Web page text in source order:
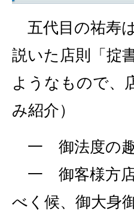
五代目の祐寿
説いた店則「掟
ようなもので、
み紹介）
一 御法度の趣
一 御客様方店
べく候、御大身